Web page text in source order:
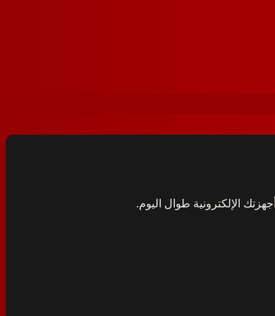
الإلكترونية طوال اليوم.